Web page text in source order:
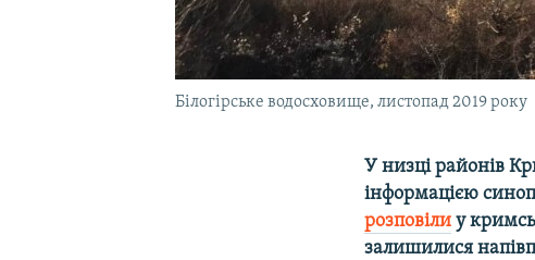
Білогірське водосховище, листопад 2019 року
У низці районів
інформацією
розповіли у
залишилися